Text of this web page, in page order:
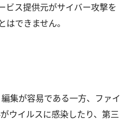
ビス提供元がサイバー攻撃を
できません。
集が容易である一方、ファイ
ウイルスに感染したり、第三